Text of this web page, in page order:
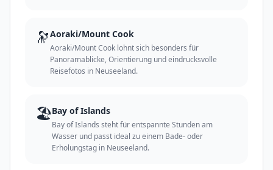
🔭Aoraki/Mount Cook
Aoraki/Mount Cook lohnt sich besonders für
Panoramablicke, Orientierung und eindrucksvolle
Reisefotos in Neuseeland.
🏖️Bay of Islands
Bay of Islands steht für entspannte Stunden am
Wasser und passt ideal zu einem Bade- oder
Erholungstag in Neuseeland.